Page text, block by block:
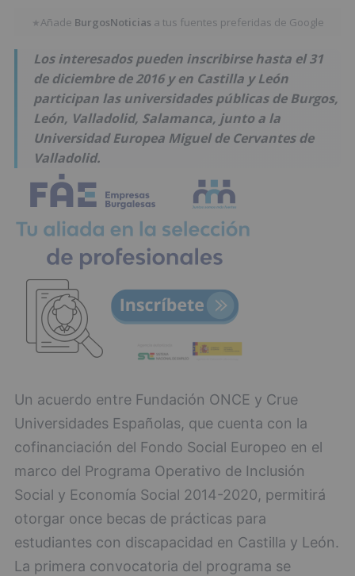
★Añade BurgosNoticias a tus fuentes preferidas de Google
Los interesados pueden inscribirse hasta el 31
de diciembre de 2016 y en Castilla y León
participan las universidades públicas de Burgos,
León, Valladolid, Salamanca, junto a la
Universidad Europea Miguel de Cervantes de
Valladolid.
Un acuerdo entre Fundación ONCE y Crue
Universidades Españolas, que cuenta con la
cofinanciación del Fondo Social Europeo en el
marco del Programa Operativo de Inclusión
Social y Economía Social 2014-2020, permitirá
otorgar once becas de prácticas para
estudiantes con discapacidad en Castilla y León.
La primera convocatoria del programa se